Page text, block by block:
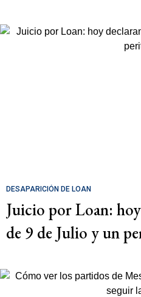
DESAPARICIÓN DE LOAN
Juicio por Loan:
de 9 de Julio y un